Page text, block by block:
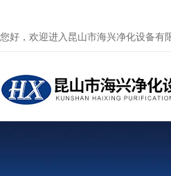
您好，欢迎进入昆山市海兴净化设备有